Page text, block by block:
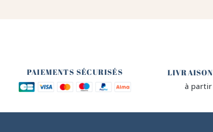
PAIEMENTS SÉCURISÉS
à partir